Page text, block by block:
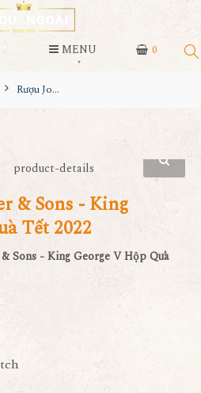
0
MENU
Rượu John Walker & Sons - King George V Hộp Quà Tết 2022
& Sons - King
Tết 2022
Sons - King George V Hộp Quà